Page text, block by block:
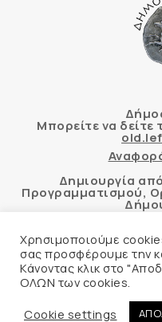
Μπορείτε να
Δημιουργία
Προγραμματισμού,
Αυτόματος
δικτυακού τόπου με
Χρησιμοποιούμε
σας προσφέρουμε την
Κάνοντας κλικ στο
ΟΛΩΝ των cookies.
Cookie settings